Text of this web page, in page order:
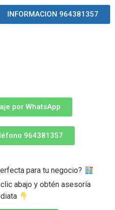
INFORMACION 964381357
por WhatsApp
964381357
para tu negocio?
abajo y obtén asesoría